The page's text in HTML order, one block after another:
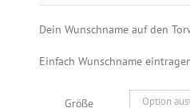
Dein Wunschname auf den
Einfach Wunschname
Größe